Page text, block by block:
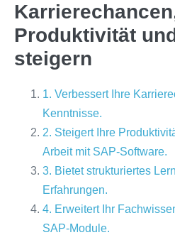
Produktivität
steigern
1. Verbessert Ihre
Kenntnisse.
2. Steigert Ihre
Arbeit mit SAP-Software.
3. Bietet strukturiertes
Erfahrungen.
4. Erweitert Ihr
SAP-Module.